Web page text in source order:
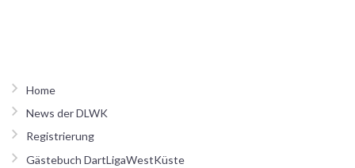
Home
News der DLWK
Registrierung
Gästebuch DartLigaWestKüste